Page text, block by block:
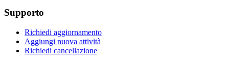
Supporto
Richiedi aggiornamento
Aggiungi nuova attività
Richiedi cancellazione